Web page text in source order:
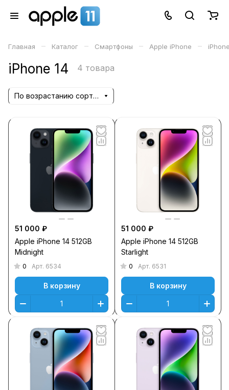
Главная – Каталог – Смартфоны – Apple iPhone –
iPhone 14 4 товара
По возрастанию сортировки
51 000 ₽
Apple iPhone 14 512GB
Midnight
0 Арт. 6534
В корзину
51 000 ₽
Apple iPhone 14 512GB
Starlight
0 Арт. 6531
В корзину